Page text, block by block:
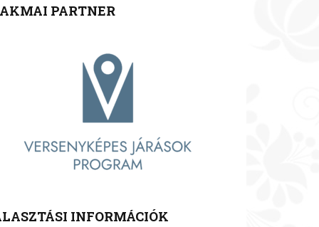
PARTNER
INFORMÁCIÓK